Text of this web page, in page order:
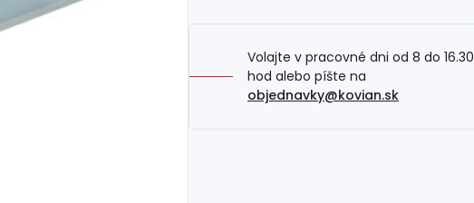
Volajte v pracovné dni od 8 do 16.30
hod alebo píšte na
objednavky@kovian.sk